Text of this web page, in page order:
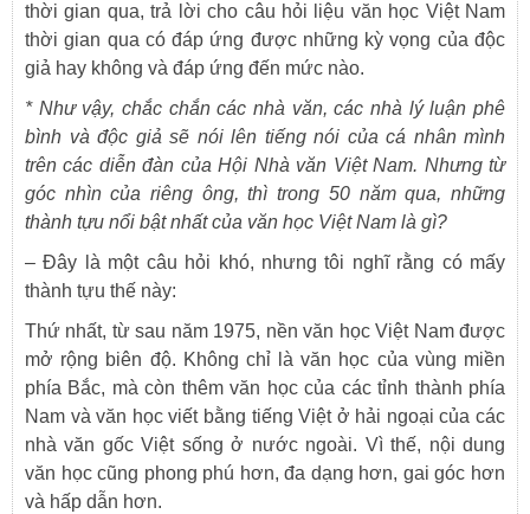
thời gian qua, trả lời cho câu hỏi liệu văn học Việt Nam
thời gian qua có đáp ứng được những kỳ vọng của độc
giả hay không và đáp ứng đến mức nào.
* Như vậy, chắc chắn các nhà văn, các nhà lý luận phê
bình và độc giả sẽ nói lên tiếng nói của cá nhân mình
trên các diễn đàn của Hội Nhà văn Việt Nam. Nhưng từ
góc nhìn của riêng ông, thì trong 50 năm qua, những
thành tựu nổi bật nhất của văn học Việt Nam là gì?
– Đây là một câu hỏi khó, nhưng tôi nghĩ rằng có mấy
thành tựu thế này:
Thứ nhất, từ sau năm 1975, nền văn học Việt Nam được
mở rộng biên độ. Không chỉ là văn học của vùng miền
phía Bắc, mà còn thêm văn học của các tỉnh thành phía
Nam và văn học viết bằng tiếng Việt ở hải ngoại của các
nhà văn gốc Việt sống ở nước ngoài. Vì thế, nội dung
văn học cũng phong phú hơn, đa dạng hơn, gai góc hơn
và hấp dẫn hơn.